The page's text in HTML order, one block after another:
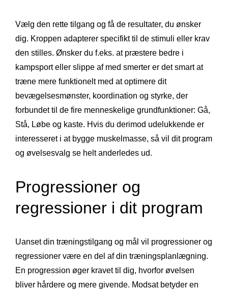
Vælg den rette tilgang og få de resultater, du ønsker
dig. Kroppen adapterer specifikt til de stimuli eller krav
den stilles. Ønsker du f.eks. at præstere bedre i
kampsport eller slippe af med smerter er det smart at
træne mere funktionelt med at optimere dit
bevægelsesmønster, koordination og styrke, der
forbundet til de fire menneskelige grundfunktioner: Gå,
Stå, Løbe og kaste. Hvis du derimod udelukkende er
interesseret i at bygge muskelmasse, så vil dit program
og øvelsesvalg se helt anderledes ud.
Progressioner og
regressioner i dit program
Uanset din træningstilgang og mål vil progressioner og
regressioner være en del af din træningsplanlægning.
En progression øger kravet til dig, hvorfor øvelsen
bliver hårdere og mere givende. Modsat betyder en